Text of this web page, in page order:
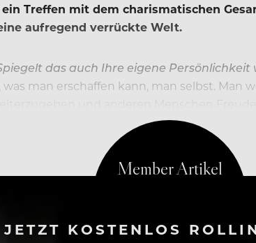
Treffen mit dem charismatischen
aufregend verrückte Welt.
das auch Ihre eigene Persönlichkeit
man erschaffen kann, man selbst. Man
ist, bin es auch ich.
KOSTENLOS